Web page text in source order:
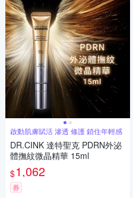
啟動肌膚賦活 滲透 修護 鎖住年輕感
DR.CINK 達特聖克 PDRN外泌
體撫紋微晶精華 15ml
$1,062
券